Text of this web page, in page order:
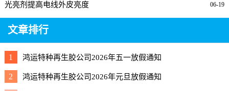
06-19
光亮剂提高电线外皮亮度
文章排行
1 鸿运特种再生胶公司2026年五一放假通知
2 鸿运特种再生胶公司2026年元旦放假通知